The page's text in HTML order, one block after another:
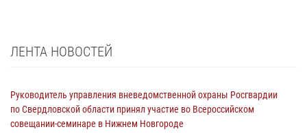
ЛЕНТА НОВОСТЕЙ
Руководитель управления вневедомственной охраны Росгвардии
по Свердловской области принял участие во Всероссийском
совещании-семинаре в Нижнем Новгороде